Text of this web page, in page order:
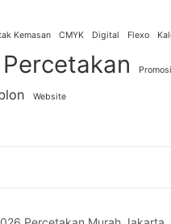
Kemasan CMYK Digital Flexo
Percetakan Promosi
Website